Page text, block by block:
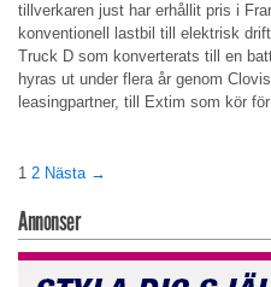
tillverkaren just har erhållit pris i
konventionell lastbil till elektrisk
Truck D som konverterats till en
hyras ut under flera år genom
leasingpartner, till Extim som kör
1 2 Nästa →
Annonser